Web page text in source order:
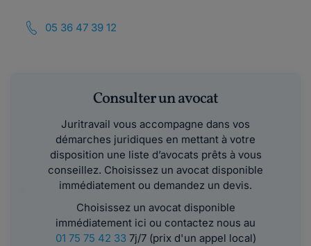
05 36 47 39 12
Consulter un avocat
Juritravail vous accompagne dans vos
démarches juridiques en mettant à votre
disposition une liste d’avocats prêts à vous
conseillez. Choisissez un avocat disponible
immédiatement ou demandez un devis.
Choisissez un avocat disponible
immédiatement ici ou contactez nous au
01 75 75 42 337j/7 (prix d'un appel local)